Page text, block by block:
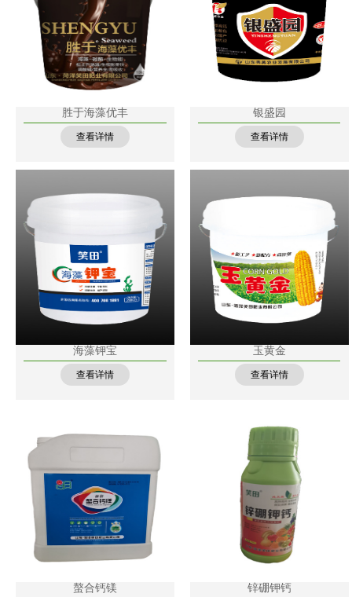
胜于海藻优丰
查看详情
银盛园
查看详情
海藻钾宝
查看详情
玉黄金
查看详情
螯合钙镁 锌硼钾钙